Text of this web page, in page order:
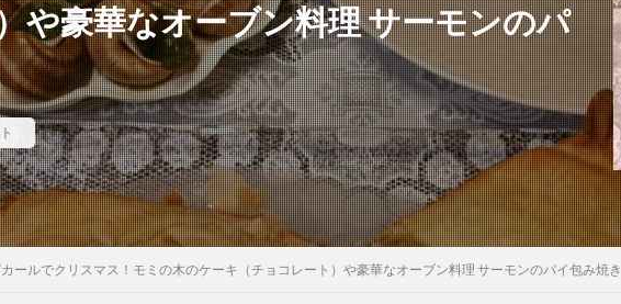
や豪華なオーブン料理 サーモンのパ
ールでクリスマス！モミの木のケーキ（チョコレート）や豪華なオーブン料理 サーモンのパイ包み焼き